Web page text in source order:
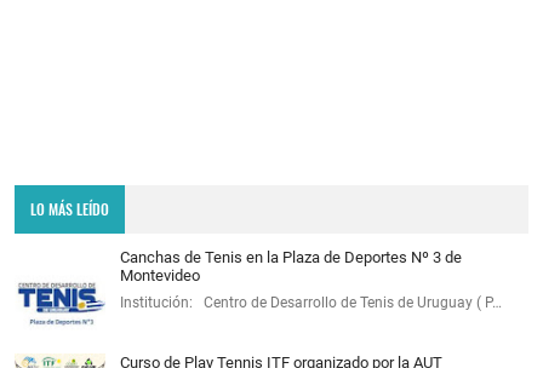
LO MÁS LEÍDO
Canchas de Tenis en la Plaza de Deportes Nº 3 de
Montevideo
Institución: Centro de Desarrollo de Tenis de Uruguay ( P…
Curso de Play Tennis ITF organizado por la AUT